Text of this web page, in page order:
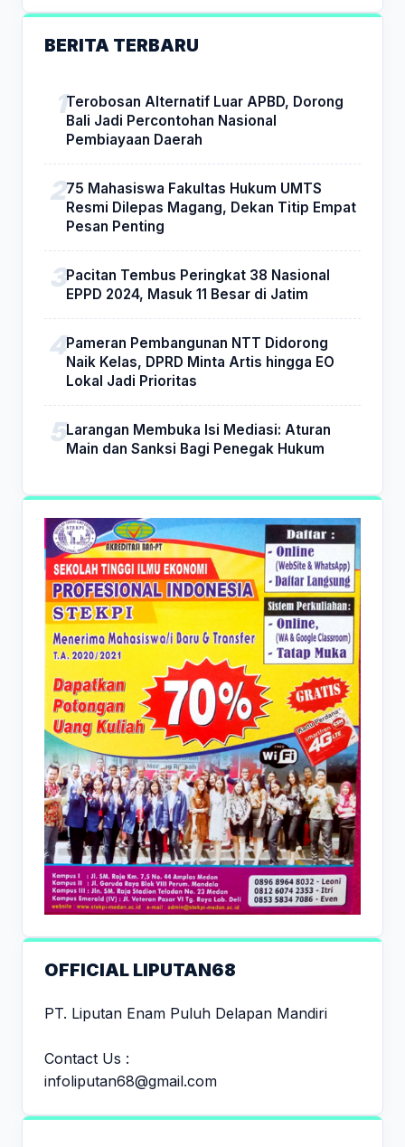
BERITA TERBARU
Terobosan Alternatif Luar APBD, Dorong
Bali Jadi Percontohan Nasional
Pembiayaan Daerah
75 Mahasiswa Fakultas Hukum UMTS
Resmi Dilepas Magang, Dekan Titip Empat
Pesan Penting
Pacitan Tembus Peringkat 38 Nasional
EPPD 2024, Masuk 11 Besar di Jatim
Pameran Pembangunan NTT Didorong
Naik Kelas, DPRD Minta Artis hingga EO
Lokal Jadi Prioritas
Larangan Membuka Isi Mediasi: Aturan
Main dan Sanksi Bagi Penegak Hukum
OFFICIAL LIPUTAN68
PT. Liputan Enam Puluh Delapan Mandiri
Contact Us :
infoliputan68@gmail.com